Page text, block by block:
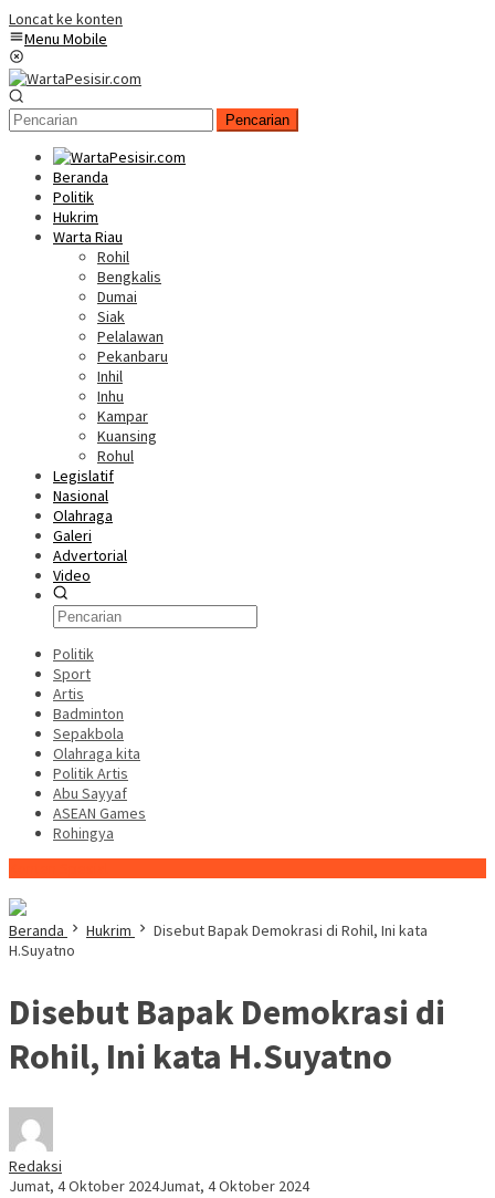
Loncat ke konten
Menu Mobile
Pencarian
Beranda
Politik
Hukrim
Warta Riau
Rohil
Bengkalis
Dumai
Siak
Pelalawan
Pekanbaru
Inhil
Inhu
Kampar
Kuansing
Rohul
Legislatif
Nasional
Olahraga
Galeri
Advertorial
Video
Politik
Sport
Artis
Badminton
Sepakbola
Olahraga kita
Politik Artis
Abu Sayyaf
ASEAN Games
Rohingya
Beranda Hukrim
Disebut Bapak Demokrasi di Rohil, Ini kata
H.Suyatno
Disebut Bapak Demokrasi di
Rohil, Ini kata H.Suyatno
Redaksi
Jumat, 4 Oktober 2024Jumat, 4 Oktober 2024